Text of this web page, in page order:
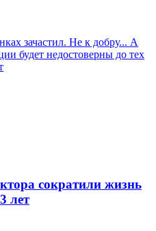
зачастил. Не к добру... А
будет недостоверны до тех
сократили жизнь
лет